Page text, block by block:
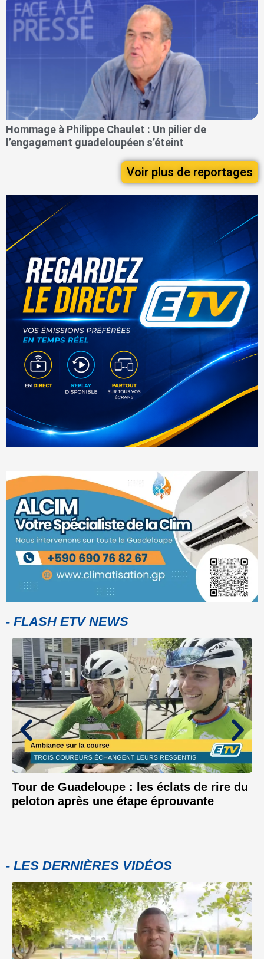
Hommage à Philippe Chaulet : Un pilier de
l’engagement guadeloupéen s’éteint
Voir plus de reportages
- FLASH ETV NEWS
Tour de Guadeloupe : les éclats de rire du
peloton après une étape éprouvante
- LES DERNIÈRES VIDÉOS